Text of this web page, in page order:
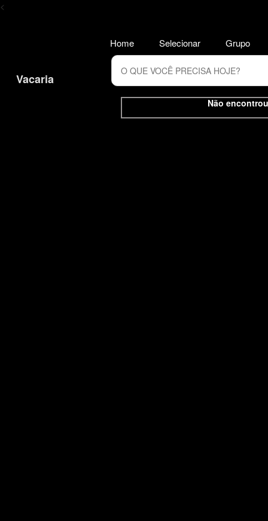
<
Vacaria
Não
Home Selecionar Grupo